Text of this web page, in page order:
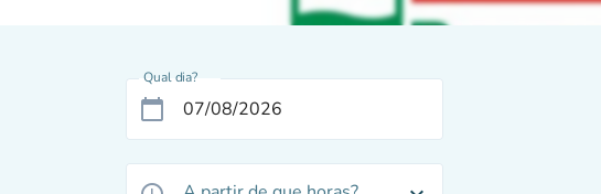
Qual dia?
calendar_today